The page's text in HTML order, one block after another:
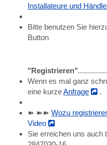
Installateure und
Bitte benutzen Sie
Button
"Registrieren"
Wenn es mal ganz
eine kurzeAnfrage .
➽ ➽➽ Wozu
Video
Sie erreichen uns auch